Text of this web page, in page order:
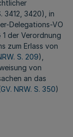
3412, 3420), in
Delegations-VO
1 der Verordnung
zum Erlass von
S. 209),
von
an das
GV. NRW. S. 350)